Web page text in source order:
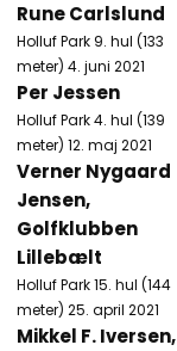
Rune Carlslund
Holluf Park 9. hul (133
meter) 4. juni 2021
Per Jessen
Holluf Park 4. hul (139
meter) 12. maj 2021
Verner Nygaard
Jensen,
Golfklubben
Lillebælt
Holluf Park 15. hul (144
meter) 25. april 2021
Mikkel F. Iversen,